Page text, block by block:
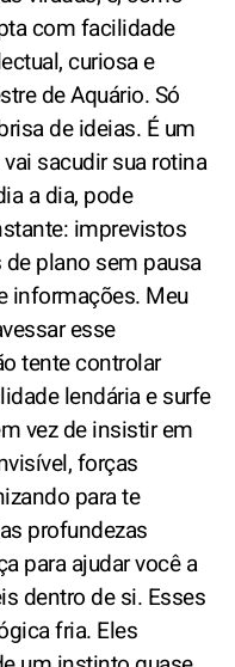
com facilidade
curiosa e
de Aquário. Só
de ideias. É um
sacudir sua rotina
a dia, pode
imprevistos
plano sem pausa
informações. Meu
esse
tente controlar
lendária e surfe
vez de insistir em
forças
para te
profundezas
para ajudar você a
dentro de si. Esses
fria. Eles